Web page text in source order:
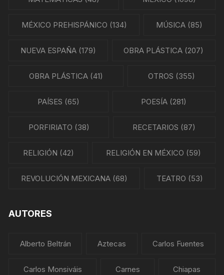
MÉXICO PREHISPÁNICO (134) MÚSICA (85)
NUEVA ESPAÑA(179) OBRA PLÁSTICA (207)
OBRA PLÁSTICA (41) OTROS (355)
PAÍSES (65) POESÍA (281)
PORFIRIATO (38) RECETARIOS (87)
RELIGIÓN (42) RELIGIÓN EN MÉXICO (59)
REVOLUCIÓN MEXICANA (68) TEATRO (53)
AUTORES
Alberto Beltrán Aztecas Carlos Fuentes
Carlos Monsiváis Carnes Chiapas